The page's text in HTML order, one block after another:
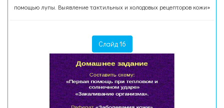
помощью лупы. Выявление тактильных и холодовых рецепторов кожи»
Слайд 16